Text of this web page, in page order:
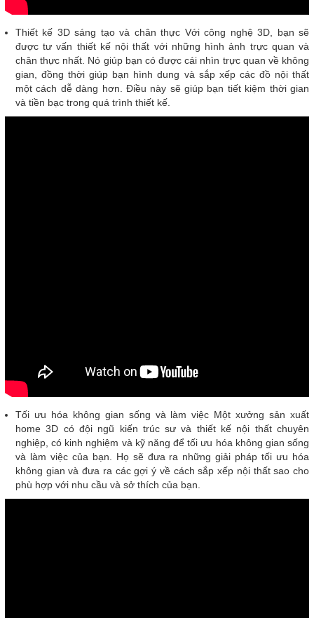
Thiết kế 3D sáng tạo và chân thực Với công nghệ 3D, bạn sẽ
được tư vấn thiết kế nội thất với những hình ảnh trực quan và
chân thực nhất. Nó giúp bạn có được cái nhìn trực quan về không
gian, đồng thời giúp bạn hình dung và sắp xếp các đồ nội thất
một cách dễ dàng hơn. Điều này sẽ giúp bạn tiết kiệm thời gian
và tiền bạc trong quá trình thiết kế.
Tối ưu hóa không gian sống và làm việc Một xưởng sản xuất
home 3D có đội ngũ kiến trúc sư và thiết kế nội thất chuyên
nghiệp, có kinh nghiệm và kỹ năng để tối ưu hóa không gian sống
và làm việc của bạn. Họ sẽ đưa ra những giải pháp tối ưu hóa
không gian và đưa ra các gợi ý về cách sắp xếp nội thất sao cho
phù hợp với nhu cầu và sở thích của bạn.